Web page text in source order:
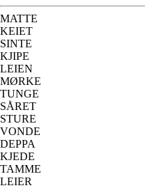
MATTE
KEIET
SINTE
KJIPE
LEIEN
MØRKE
TUNGE
SÅRET
STURE
VONDE
DEPPA
KJEDE
TAMME
LEIER